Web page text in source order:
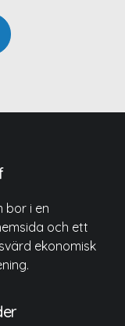
bor i en
och ett
ekonomisk